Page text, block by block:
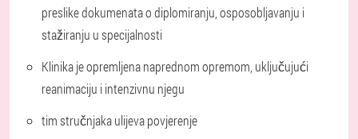
preslike dokumenata o diplomiranju, osposobljavanju i
stažiranju u specijalnosti
Klinika je opremljena naprednom opremom, uključujući
reanimaciju i intenzivnu njegu
tim stručnjaka ulijeva povjerenje